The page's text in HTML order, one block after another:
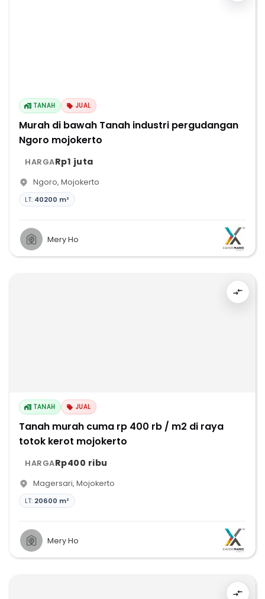
TANAH JUAL
Murah di bawah Tanah industri pergudangan
Ngoro mojokerto
HARGARp1 juta
Ngoro, Mojokerto
LT: 40200 m²
Mery Ho
TANAH JUAL
Tanah murah cuma rp 400 rb / m2 di raya
totok kerot mojokerto
HARGARp400 ribu
Magersari, Mojokerto
LT: 20600 m²
Mery Ho